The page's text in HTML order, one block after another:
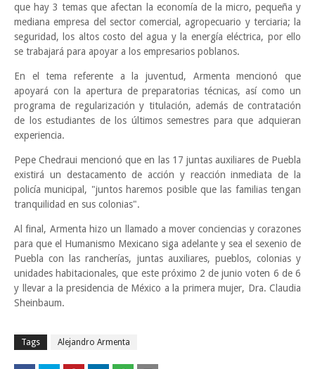
que hay 3 temas que afectan la economía de la micro, pequeña y
mediana empresa del sector comercial, agropecuario y terciaria; la
seguridad, los altos costo del agua y la energía eléctrica, por ello
se trabajará para apoyar a los empresarios poblanos.
En el tema referente a la juventud, Armenta mencionó que
apoyará con la apertura de preparatorias técnicas, así como un
programa de regularización y titulación, además de contratación
de los estudiantes de los últimos semestres para que adquieran
experiencia.
Pepe Chedraui mencionó que en las 17 juntas auxiliares de Puebla
existirá un destacamento de acción y reacción inmediata de la
policía municipal, "juntos haremos posible que las familias tengan
tranquilidad en sus colonias".
Al final, Armenta hizo un llamado a mover conciencias y corazones
para que el Humanismo Mexicano siga adelante y sea el sexenio de
Puebla con las rancherías, juntas auxiliares, pueblos, colonias y
unidades habitacionales, que este próximo 2 de junio voten 6 de 6
y llevar a la presidencia de México a la primera mujer, Dra. Claudia
Sheinbaum.
Tags Alejandro Armenta